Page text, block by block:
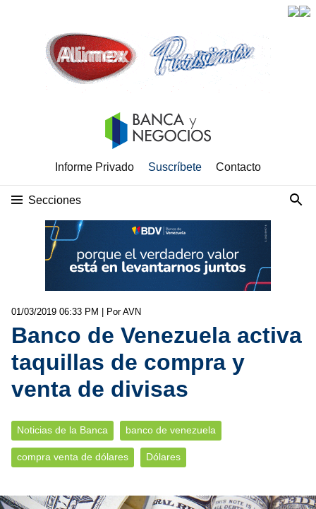
Informe Privado Suscríbete Contacto
Secciones
01/03/2019 06:33 PM | Por AVN
Banco de Venezuela activa
taquillas de compra y
venta de divisas
Noticias de la Banca banco de venezuela
compra venta de dólares Dólares